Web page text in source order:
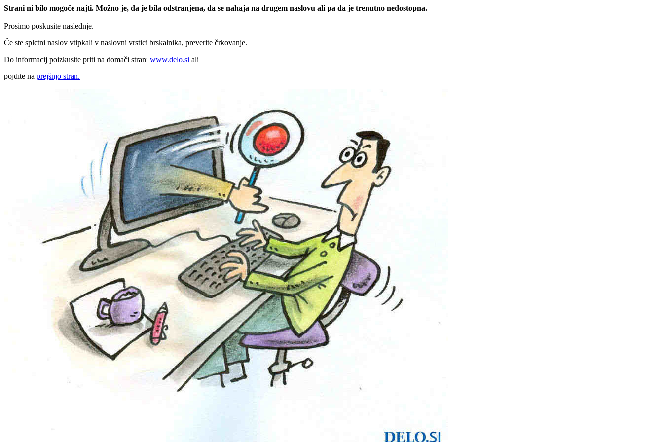
Strani ni bilo mogoče najti. Možno je, da je bila odstranjena, da se nahaja na drugem naslovu ali pa da je trenutno nedostopna.
Prosimo poskusite naslednje.
Če ste spletni naslov vtipkali v naslovni vrstici brskalnika, preverite črkovanje.
Do informacij poizkusite priti na domači strani www.delo.si ali
pojdite na prejšnjo stran.